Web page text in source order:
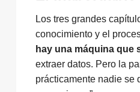
Los tres grandes
conocimiento y el
hay una máquina que
extraer datos. Pero la
prácticamente nadie se